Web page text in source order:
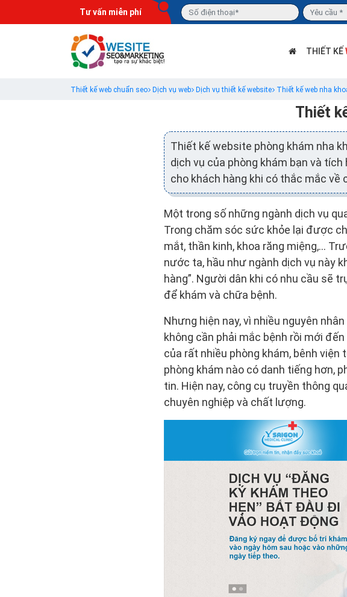
Tư vấn miễn phí
THIẾT KẾ
Thiết kế web chuẩn seo Dịch vụ web Dịch vụ thiết kế website Thiết kế web nha
Thiết
Thiết kế website phòng khám nha
dịch vụ của phòng khám bạn và
cho khách hàng khi có thắc mắc về
Một trong số những ngành dịch vụ
Trong chăm sóc sức khỏe lại được
mắt, thần kinh, khoa răng miệng,…
nước ta, hầu như ngành dịch vụ này
hàng”. Người dân khi có nhu cầu sẽ
để khám và chữa bệnh.
Nhưng hiện nay, vì nhiều nguyên
không cần phải mắc bệnh rồi mới
của rất nhiều phòng khám, bênh
phòng khám nào có danh tiếng hơn,
tin. Hiện nay, công cụ truyền thông
chuyên nghiệp và chất lượng.